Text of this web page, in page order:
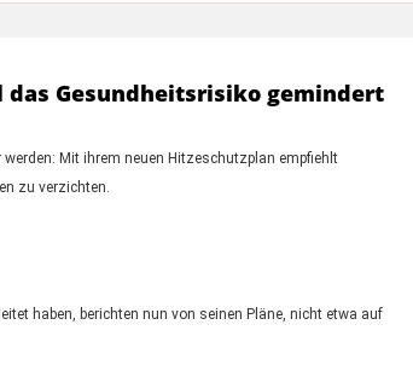
Gesundheitsrisiko gemindert
Mit ihrem neuen Hitzeschutzplan empfiehlt
zu verzichten.
haben, berichten nun von seinen Pläne, nicht etwa auf